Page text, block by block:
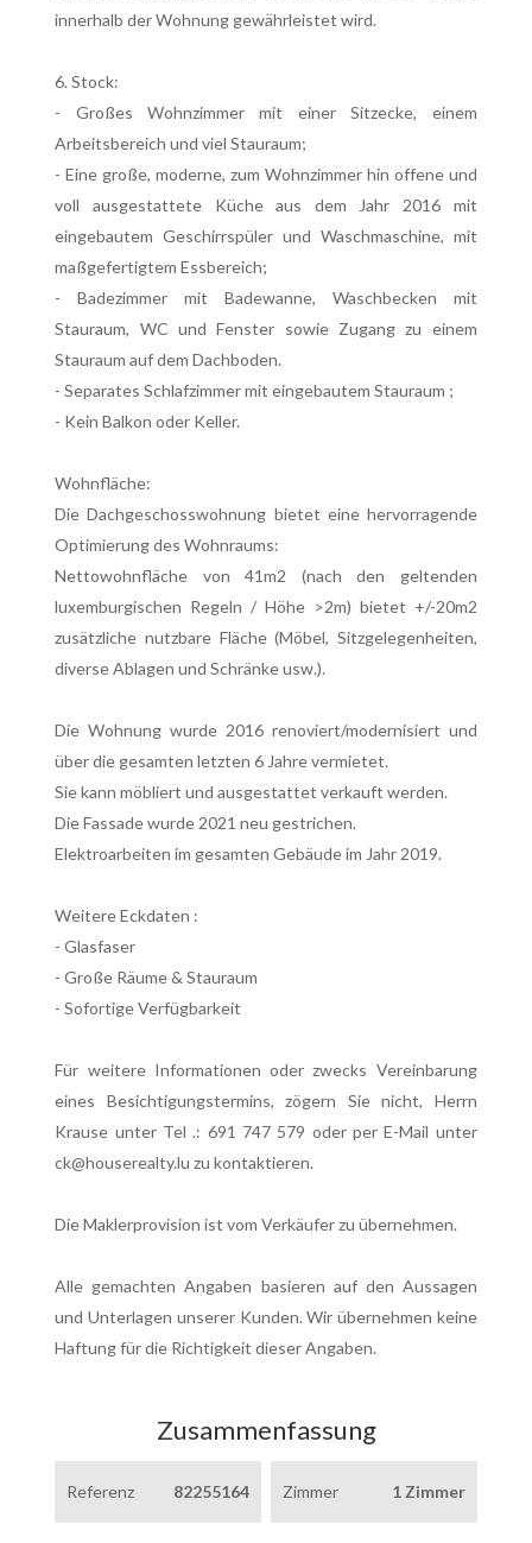
innerhalb der Wohnung gewährleistet wird.
6. Stock:
- Großes Wohnzimmer mit einer Sitzecke, einem
Arbeitsbereich und viel Stauraum;
- Eine große, moderne, zum Wohnzimmer hin offene und
voll ausgestattete Küche aus dem Jahr 2016 mit
eingebautem Geschirrspüler und Waschmaschine, mit
maßgefertigtem Essbereich;
- Badezimmer mit Badewanne, Waschbecken mit
Stauraum, WC und Fenster sowie Zugang zu einem
Stauraum auf dem Dachboden.
- Separates Schlafzimmer mit eingebautem Stauraum ;
- Kein Balkon oder Keller.
Wohnfläche:
Die Dachgeschosswohnung bietet eine hervorragende
Optimierung des Wohnraums:
Nettowohnfläche von 41m2 (nach den geltenden
luxemburgischen Regeln / Höhe >2m) bietet +/-20m2
zusätzliche nutzbare Fläche (Möbel, Sitzgelegenheiten,
diverse Ablagen und Schränke usw.).
Die Wohnung wurde 2016 renoviert/modernisiert und
über die gesamten letzten 6 Jahre vermietet.
Sie kann möbliert und ausgestattet verkauft werden.
Die Fassade wurde 2021 neu gestrichen.
Elektroarbeiten im gesamten Gebäude im Jahr 2019.
Weitere Eckdaten :
- Glasfaser
- Große Räume & Stauraum
- Sofortige Verfügbarkeit
Für weitere Informationen oder zwecks Vereinbarung
eines Besichtigungstermins, zögern Sie nicht, Herrn
Krause unter Tel .: 691 747 579 oder per E-Mail unter
ck@houserealty.lu zu kontaktieren.
Die Maklerprovision ist vom Verkäufer zu übernehmen.
Alle gemachten Angaben basieren auf den Aussagen
und Unterlagen unserer Kunden. Wir übernehmen keine
Haftung für die Richtigkeit dieser Angaben.
Zusammenfassung
Referenz 82255164 Zimmer 1 Zimmer